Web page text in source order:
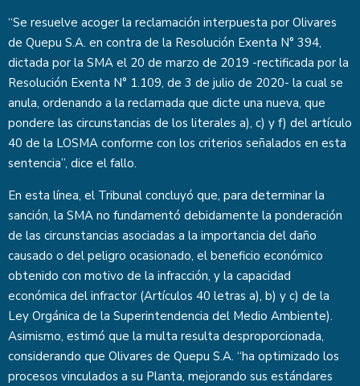
“Se resuelve acoger la reclamación interpuesta por Olivares
de Quepu S.A. en contra de la Resolución Exenta N° 394,
dictada por la SMA el 20 de marzo de 2019 -rectificada por la
Resolución Exenta N° 1.109, de 3 de julio de 2020- la cual se
anula, ordenando a la reclamada que dicte una nueva, que
pondere las circunstancias de los literales a), c) y f) del artículo
40 de la LOSMA conforme con los criterios señalados en esta
sentencia”, dice el fallo.
En esta línea, el Tribunal concluyó que, para determinar la
sanción, la SMA no fundamentó debidamente la ponderación
de las circunstancias asociadas a la importancia del daño
causado o del peligro ocasionado, el beneficio económico
obtenido con motivo de la infracción, y la capacidad
económica del infractor (Artículos 40 letras a), b) y c) de la
Ley Orgánica de la Superintendencia del Medio Ambiente).
Asimismo, estimó que la multa resulta desproporcionada,
considerando que Olivares de Quepu S.A. “ha optimizado los
procesos vinculados a su Planta, mejorando sus estándares